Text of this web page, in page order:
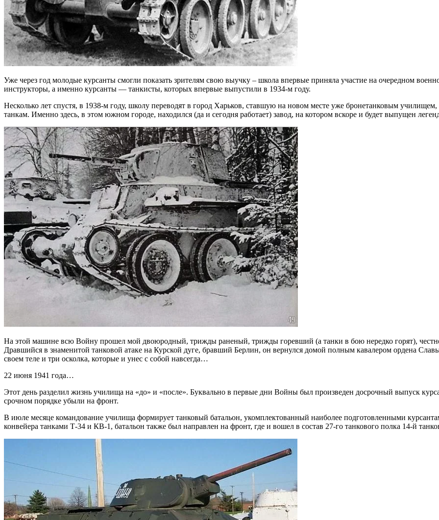
Уже через год молодые курсанты смогли показать зрителям свою выучку – школа впервые приняла участие на очередном
инструкторы, а именно курсанты — танкисты, которых впервые выпустили в 1934-м году.
Несколько лет спустя, в 1938-м году, школу переводят в город Харьков, ставшую на новом месте уже бронетанковым
танкам. Именно здесь, в этом южном городе, находился (да и сегодня работает) завод, на котором вскоре и будет выпущен
На этой машине всю Войну прошел мой двоюродный, трижды раненый, трижды горевший (а танки в бою нередко горят),
Дравшийся в знаменитой танковой атаке на Курской дуге, бравший Берлин, он вернулся домой полным кавалером ордена
своем теле и три осколка, которые и унес с собой навсегда…
22 июня 1941 года…
Этот день разделил жизнь училища на «до» и «после». Буквально в первые дни Войны был произведен досрочный выпуск
срочном порядке убыли на фронт.
В июле месяце командование училища формирует танковый батальон, укомплектованный наиболее подготовленными
конвейера танками Т-34 и КВ-1, батальон также был направлен на фронт, где и вошел в состав 27-го танкового полка 14-й